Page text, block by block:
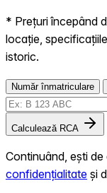
* Prețuri începând
locație,
istoric.
Număr înmatriculare
Calculează RCA
Continuând, ești
confidențialitate și